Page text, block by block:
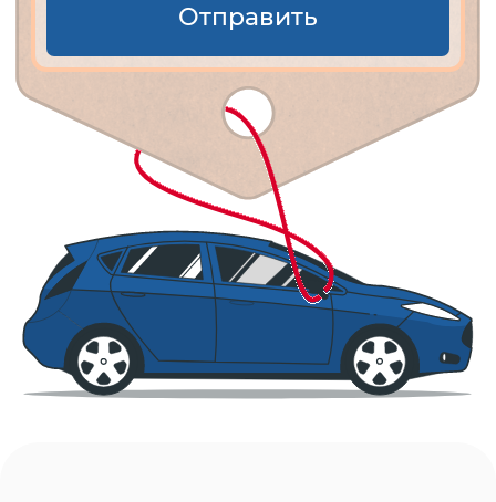
Отправить